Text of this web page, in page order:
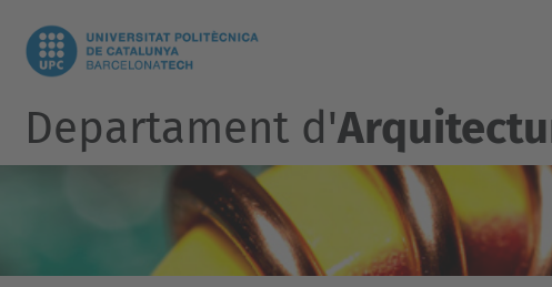
Departament d'